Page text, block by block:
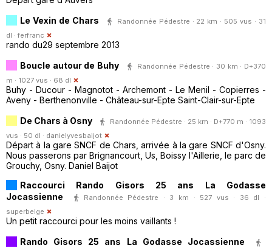
Le Vexin de Chars
Randonnée Pédestre · 22 km · 505 vus · 31
dl · ferfranc
rando du29 septembre 2013
Boucle autour de Buhy
Randonnée Pédestre · 30 km · D+370
m · 1027 vus · 68 dl
Buhy - Ducour - Magnotot - Archemont - Le Menil - Copierres -
Aveny - Berthenonville - Château-sur-Epte Saint-Clair-sur-Epte
De Chars à Osny
Randonnée Pédestre · 25 km · D+770 m · 1093
vus · 50 dl · danielyvesbaijot
Départ à la gare SNCF de Chars, arrivée à la gare SNCF d'Osny.
Nous passerons par Brignancourt, Us, Boissy l'Aillerie, le parc de
Grouchy, Osny. Daniel Baijot
Raccourci Rando Gisors 25 ans La Godasse
Jocassienne
Randonnée Pédestre · 3 km · 527 vus · 36 dl ·
superbelge
Un petit raccourci pour les moins vaillants !
Rando Gisors 25 ans La Godasse Jocassienne